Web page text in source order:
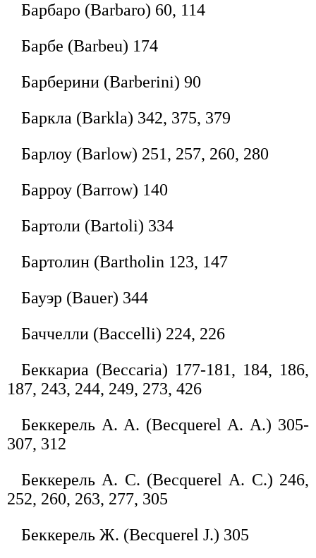
Барбаро (Barbaro) 60, 114
Барбе (Barbeu) 174
Барберини (Barberini) 90
Баркла (Barkla) 342, 375, 379
Барлоу (Barlow) 251, 257, 260, 280
Барроу (Barrow) 140
Бартоли (Bartoli) 334
Бартолин (Bartholin 123, 147
Бауэр (Bauer) 344
Баччелли (Вассеlli) 224, 226
Беккариа (Beccaria) 177-181, 184, 186,
187, 243, 244, 249, 273, 426
Беккерель A. A. (Becquerel А. А.) 305-
307, 312
Беккерель А. С. (Becquerel А. С.) 246,
252, 260, 263, 277, 305
Беккерель Ж. (Becquerel J.) 305